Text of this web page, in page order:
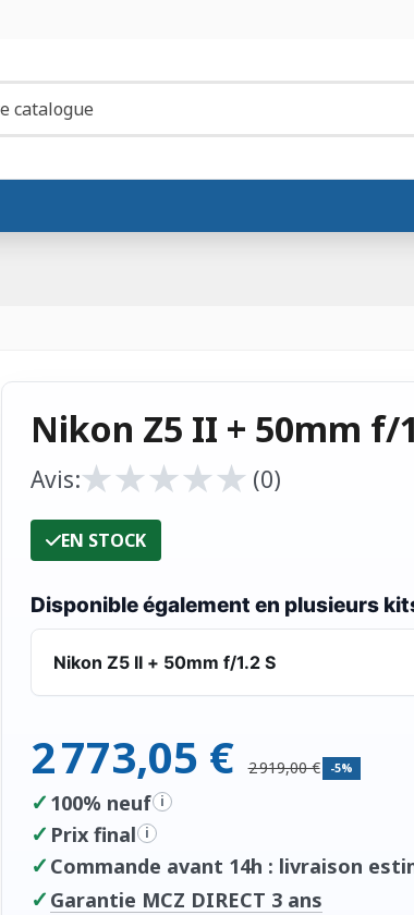
Nikon Z5 II + 50mm f/
Avis:★
★★
★★
★★
★★
★ (0)
EN STOCK
Disponible également en plusieurs
Nikon Z5 II + 50mm f/1.2 S
2 773,05 € 2 919,00 € -5%
✓ 100% neuf i
✓ Prix final i
✓ Commande avant 14h : livraison
✓ Garantie MCZ DIRECT 3 ans